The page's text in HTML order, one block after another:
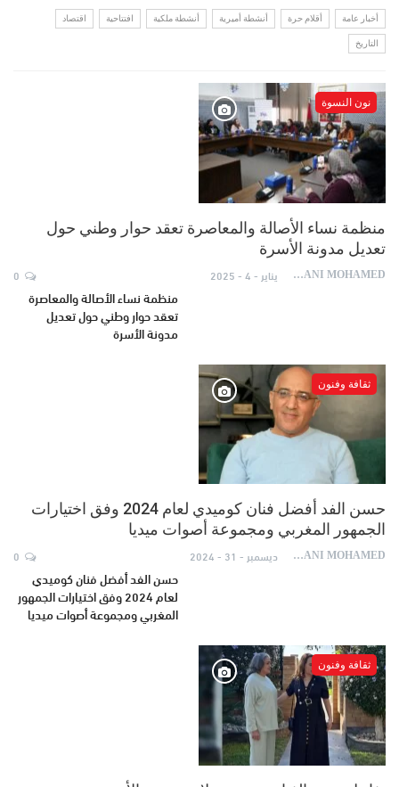
أخبار عامة أقلام حرة أنشطة أميرية أنشطة ملكية افتتاحية اقتصاد
التاريخ
نون النسوة
منظمة نساء الأصالة والمعاصرة تعقد حوار وطني حول
تعديل مدونة الأسرة
AYDANI MOHAMED يناير - 4 - 2025
منظمة نساء الأصالة والمعاصرة
تعقد حوار وطني حول تعديل
مدونة الأسرة
ثقافة وفنون
حسن الفد أفضل فنان كوميدي لعام 2024 وفق اختيارات
الجمهور المغربي ومجموعة أصوات ميديا
AYDANI MOHAMED ديسمبر - 31 - 2024
حسن الفد أفضل فنان كوميدي
لعام 2024 وفق اختيارات الجمهور
المغربي ومجموعة أصوات ميديا
ثقافة وفنون